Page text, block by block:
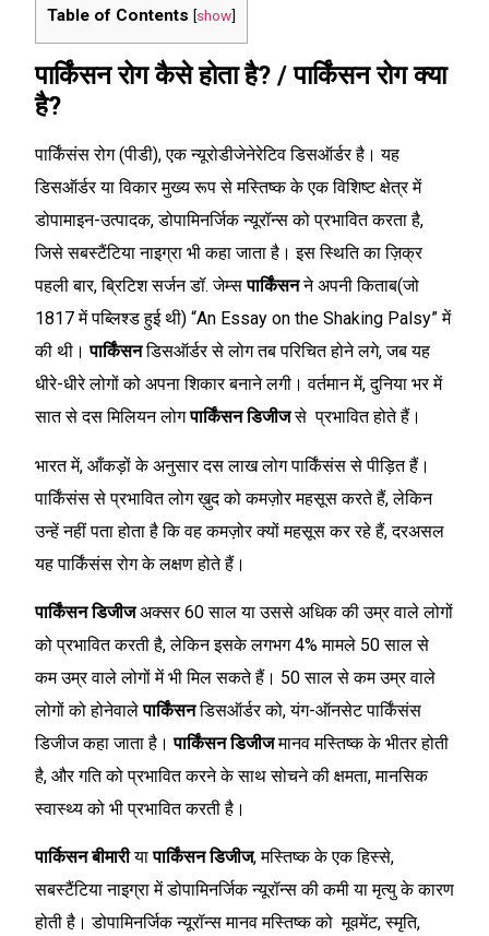
Table of Contents [show]
पार्किंसन रोग कैसे होता है? / पार्किंसन रोग क्या
है?
पार्किंसंस रोग (पीडी), एक न्यूरोडीजेनेरेटिव डिसऑर्डर है। यह
डिसऑर्डर या विकार मुख्य रूप से मस्तिष्क के एक विशिष्ट क्षेत्र में
डोपामाइन-उत्पादक, डोपामिनर्जिक न्यूरॉन्स को प्रभावित करता है,
जिसे सबस्टैंटिया नाइग्रा भी कहा जाता है। इस स्थिति का ज़िक्र
पहली बार, ब्रिटिश सर्जन डॉ. जेम्सपार्किंसनने अपनी किताब(जो
1817 में पब्लिश्ड हुई थी) “An Essay on the Shaking Palsy” में
की थी।पार्किंसनडिसऑर्डर से लोग तब परिचित होने लगे, जब यह
धीरे-धीरे लोगों को अपना शिकार बनाने लगी। वर्तमान में, दुनिया भर में
सात से दस मिलियन लोगपार्किंसन डिजीजसे प्रभावित होते हैं।
भारत में, आँकड़ों के अनुसार दस लाख लोग पार्किंसंस से पीड़ित हैं।
पार्किंसंस से प्रभावित लोग ख़ुद को कमज़ोर महसूस करते हैं, लेकिन
उन्हें नहीं पता होता है कि वह कमज़ोर क्यों महसूस कर रहे हैं, दरअसल
यह पार्किंसंस रोग के लक्षण होते हैं।
पार्किंसन डिजीजअक्सर 60 साल या उससे अधिक की उम्र वाले लोगों
को प्रभावित करती है, लेकिन इसके लगभग 4% मामले 50 साल से
कम उम्र वाले लोगों में भी मिल सकते हैं। 50 साल से कम उम्र वाले
लोगों को होनेवालेपार्किंसनडिसऑर्डर को, यंग-ऑनसेट पार्किंसंस
डिजीज कहा जाता है।पार्किंसन डिजीजमानव मस्तिष्क के भीतर होती
है, और गति को प्रभावित करने के साथ सोचने की क्षमता, मानसिक
स्वास्थ्य को भी प्रभावित करती है।
पार्किसन बीमारीयापार्किंसन डिजीज, मस्तिष्क के एक हिस्से,
सबस्टैंटिया नाइग्रा में डोपामिनर्जिक न्यूरॉन्स की कमी या मृत्यु के कारण
होती है। डोपामिनर्जिक न्यूरॉन्स मानव मस्तिष्क को मूवमेंट, स्मृति,